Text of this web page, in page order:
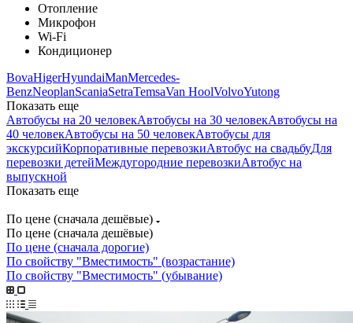
Отопление
Микрофон
Wi-Fi
Кондиционер
BovaHigerHyundaiManMercedes-
BenzNeoplanScaniaSetraTemsaVan HoolVolvoYutong
Показать еще
Автобусы на 20 человекАвтобусы на 30 человекАвтобусы на
40 человекАвтобусы на 50 человекАвтобусы для
экскурсийКорпоративные перевозкиАвтобус на свадьбуДля
перевозки детейМеждугородние перевозкиАвтобус на
выпускной
Показать еще
По цене (сначала дешёвые)
По цене (сначала дешёвые)
По цене (сначала дорогие)
По свойству "Вместимость" (возрастание)
По свойству "Вместимость" (убывание)